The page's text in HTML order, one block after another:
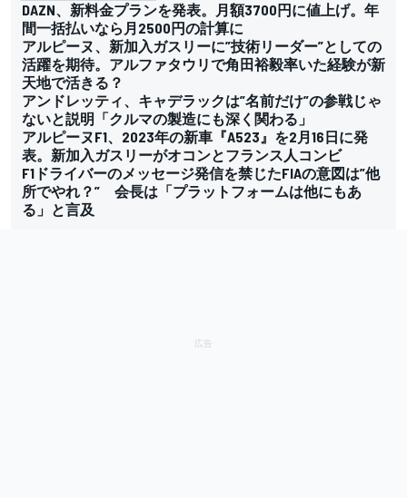
DAZN、新料金プランを発表。月額3700円に値上げ。年
間一括払いなら月2500円の計算に
アルピーヌ、新加入ガスリーに”技術リーダー”としての
活躍を期待。アルファタウリで角田裕毅率いた経験が新
天地で活きる？
アンドレッティ、キャデラックは”名前だけ”の参戦じゃ
ないと説明「クルマの製造にも深く関わる」
アルピーヌF1、2023年の新車『A523』を2月16日に発
表。新加入ガスリーがオコンとフランス人コンビ
F1ドライバーのメッセージ発信を禁じたFIAの意図は”他
所でやれ？” 会長は「プラットフォームは他にもあ
る」と言及